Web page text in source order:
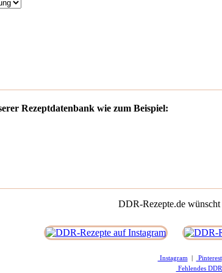
Rezeptdatenbank wie zum Beispiel:
DDR-Rezepte.de
Instagram Pinterest
Fehlendes